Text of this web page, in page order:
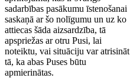
sadarbības pasākumu īstenošanai
saskaņā ar šo nolīgumu un uz ko
attiecas šāda aizsardzība, tā
apspriežas ar otru Pusi, lai
noteiktu, vai situāciju var atrisināt
tā, ka abas Puses būtu
apmierinātas.